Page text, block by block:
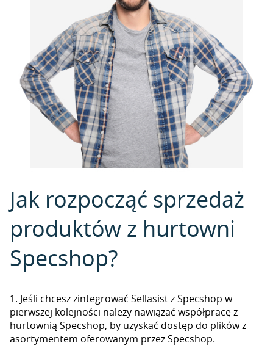
Jak rozpocząć sprzedaż
produktów z hurtowni
Specshop?
1. Jeśli chcesz zintegrować Sellasist z Specshop w
pierwszej kolejności należy nawiązać współpracę z
hurtownią Specshop, by uzyskać dostęp do plików z
asortymentem oferowanym przez Specshop.